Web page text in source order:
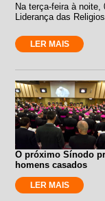
Na terça-feira à noite,
Liderança das
LER MAIS
O próximo Sínodo
homens casados
LER MAIS